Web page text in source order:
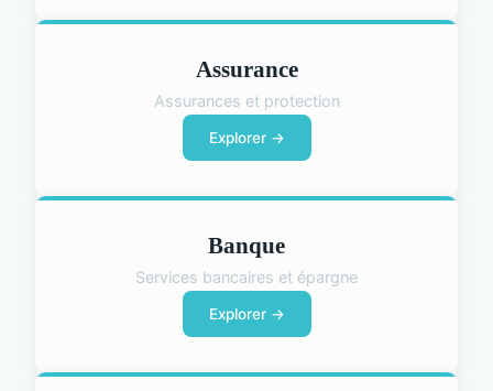
Assurance
Assurances et protection
Explorer →
Banque
Services bancaires et épargne
Explorer →